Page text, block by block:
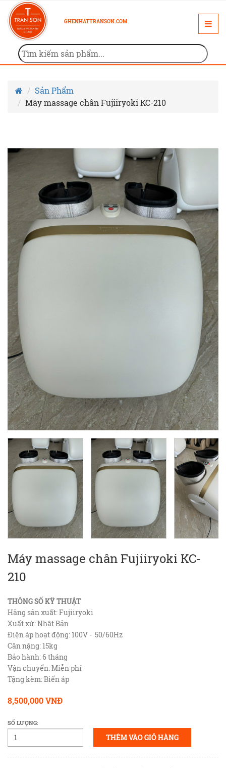
GHENHATTRANSON.COM
Sản Phẩm
Máy massage chân Fujiiryoki KC-210
Máy massage chân Fujiiryoki KC-
210
THÔNG SỐ KỸ THUẬT
Hãng sản xuất: Fujiiryoki
Xuất xứ: Nhật Bản
Điện áp hoạt động: 100V - 50/60Hz
Cân nặng: 15kg
Bảo hành: 6 tháng
Vận chuyển: Miễn phí
Tặng kèm: Biến áp
8,500,000 VNĐ
SỐ LƯỢNG:
THÊM VÀO GIỎ HÀNG